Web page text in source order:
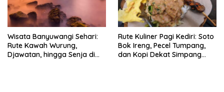
Wisata Banyuwangi Sehari:
Rute Kawah Wurung,
Djawatan, hingga Senja di
Rute Kuliner Pagi Kediri: Soto
Bok Ireng, Pecel Tumpang,
dan Kopi Dekat Simpang